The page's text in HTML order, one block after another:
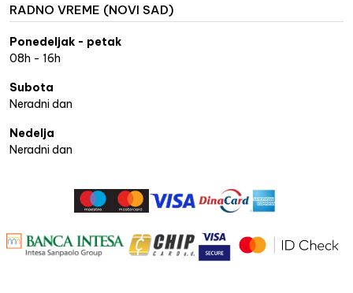
RADNO VREME (NOVI SAD)
Ponedeljak - petak
08h - 16h
Subota
Neradni dan
Nedelja
Neradni dan